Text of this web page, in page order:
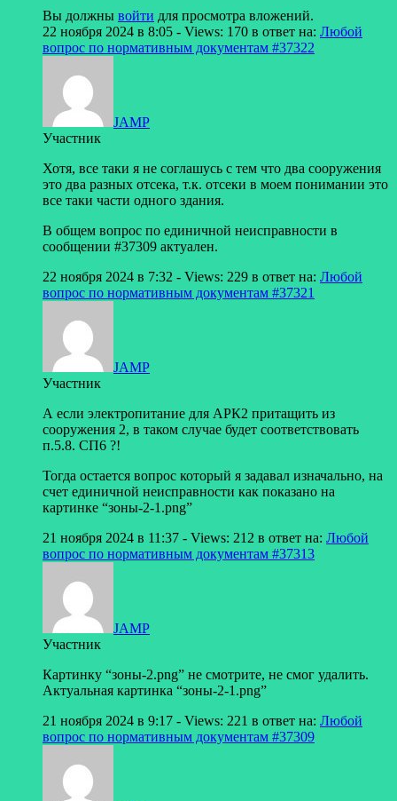
Вы должны войти для просмотра вложений.
22 ноября 2024 в 8:05 - Views: 170 в ответ на: Любой
вопрос по нормативным документам #37322
JAMP
Участник
Хотя, все таки я не соглашусь с тем что два сооружения
это два разных отсека, т.к. отсеки в моем понимании это
все таки части одного здания.
В общем вопрос по единичной неисправности в
сообщении #37309 актуален.
22 ноября 2024 в 7:32 - Views: 229 в ответ на: Любой
вопрос по нормативным документам #37321
JAMP
Участник
А если электропитание для АРК2 притащить из
сооружения 2, в таком случае будет соответствовать
п.5.8. СП6 ?!
Тогда остается вопрос который я задавал изначально, на
счет единичной неисправности как показано на
картинке “зоны-2-1.png”
21 ноября 2024 в 11:37 - Views: 212 в ответ на: Любой
вопрос по нормативным документам #37313
JAMP
Участник
Картинку “зоны-2.png” не смотрите, не смог удалить.
Актуальная картинка “зоны-2-1.png”
21 ноября 2024 в 9:17 - Views: 221 в ответ на: Любой
вопрос по нормативным документам #37309